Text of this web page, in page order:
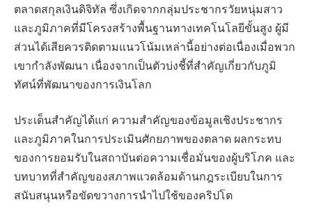
ตลาดสกุลเงินดิจิทัล ซึ่งเกิดจากกลุ่มประชากรวัยหนุ่มสาว
และภูมิภาคที่มีโครงสร้างพื้นฐานทางเทคโนโลยีขั้นสูง ผู้มี
ส่วนได้เสียควรติดตามแนวโน้มเหล่านี้อย่างต่อเนื่องเมื่อพวก
เขากำลังพัฒนา เนื่องจากเป็นตัวบ่งชี้ที่สำคัญเกี่ยวกับภูมิ
ทัศน์ที่พัฒนาของการเงินโลก
ประเด็นสำคัญได้แก่ ความสำคัญของข้อมูลเชิงประชากร
และภูมิภาคในการประเมินศักยภาพของตลาด ผลกระทบ
ของการยอมรับในสถาบันต่อความเชื่อมั่นของผู้บริโภค และ
บทบาทที่สำคัญของสภาพแวดล้อมด้านกฎระเบียบในการ
สนับสนุนหรือขัดขวางการนำไปใช้ของคริปโต